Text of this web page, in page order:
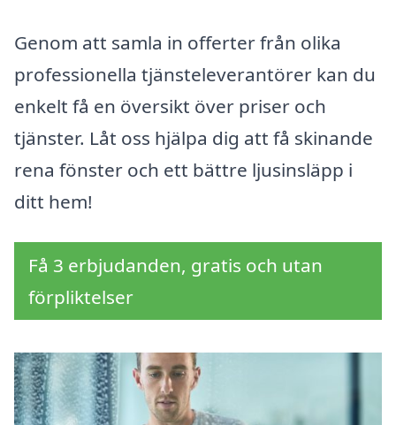
Genom att samla in offerter från olika
professionella tjänsteleverantörer kan du
enkelt få en översikt över priser och
tjänster. Låt oss hjälpa dig att få skinande
rena fönster och ett bättre ljusinsläpp i
ditt hem!
Få 3 erbjudanden, gratis och utan
förpliktelser